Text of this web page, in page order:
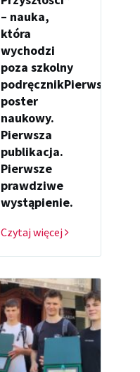
– nauka,
która
wychodzi
poza szkolny
podręcznikPierwszy
poster
naukowy.
Pierwsza
publikacja.
Pierwsze
prawdziwe
wystąpienie.
Czytaj więcej